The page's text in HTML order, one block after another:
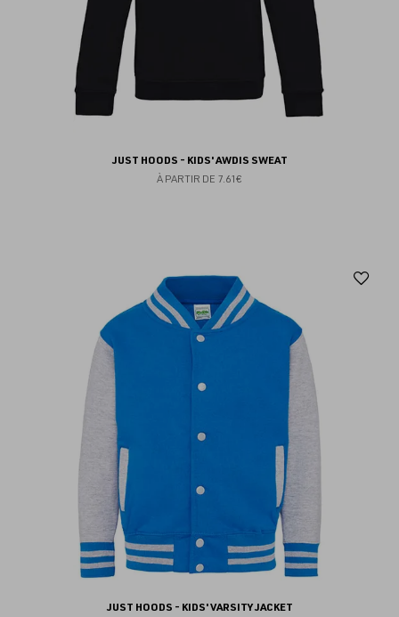
JUST HOODS - KIDS' AWDIS SWEAT
À PARTIR DE 7.61€
JUST HOODS - KIDS' VARSITY JACKET